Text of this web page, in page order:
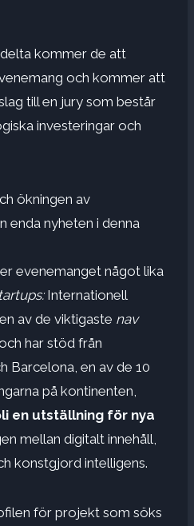
kommer de att
och kommer att
till en jury som består
investeringar och
ökningen av
enda nyheten i denna
evenemanget något lika
Internationell
av de viktigaste nav
har stöd från
Barcelona, en av de 10
på kontinenten,
en utställning för nya
mellan digitalt innehåll,
konstgjord intelligens.
för projekt som söks